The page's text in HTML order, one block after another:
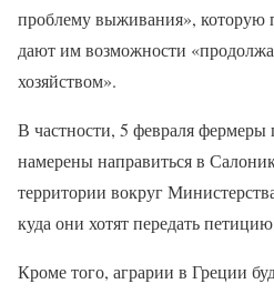
проблему выживания», которую
дают им возможности
хозяйством».
В частности, 5 февраля
намерены направиться в
территории вокруг
куда они хотят передать
Кроме того, аграрии в Греции